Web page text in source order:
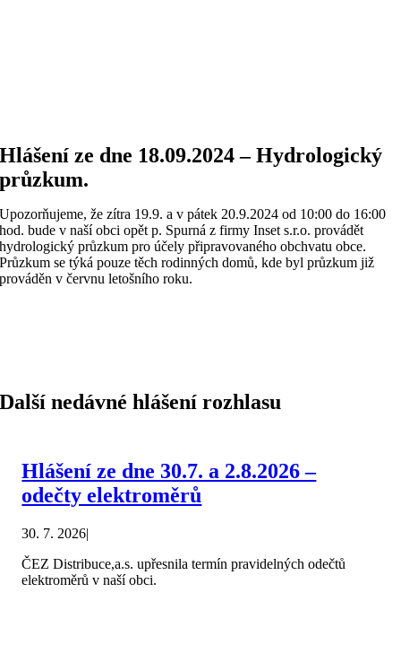
Hlášení ze dne 18.09.2024 – Hydrologický
průzkum.
Upozorňujeme, že zítra 19.9. a v pátek 20.9.2024 od 10:00 do 16:00
hod. bude v naší obci opět p. Spurná z firmy Inset s.r.o. provádět
hydrologický průzkum pro účely připravovaného obchvatu obce.
Průzkum se týká pouze těch rodinných domů, kde byl průzkum již
prováděn v červnu letošního roku.
Další nedávné hlášení rozhlasu
Hlášení ze dne 30.7. a 2.8.2026 –
odečty elektroměrů
30. 7. 2026|
ČEZ Distribuce,a.s. upřesnila termín pravidelných odečtů
elektroměrů v naší obci.